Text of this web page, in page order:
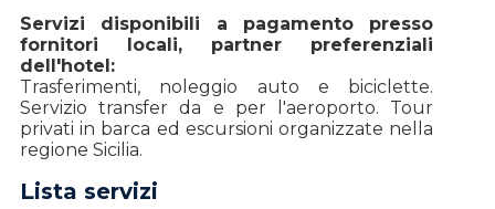
Servizi disponibili a pagamento presso
fornitori locali, partner preferenziali
dell'hotel:
Trasferimenti, noleggio auto e biciclette.
Servizio transfer da e per l'aeroporto. Tour
privati in barca ed escursioni organizzate nella
regione Sicilia.
Lista servizi